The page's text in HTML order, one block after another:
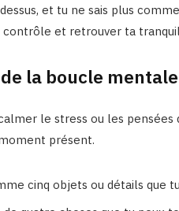
et tu ne sais plus
contrôle et retrouver ta
la boucle mentale
le stress ou les pensées
présent.
cinq objets ou détails que